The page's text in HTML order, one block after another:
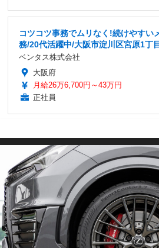
コツコツ事務でムリなく!続けやすい
務/20代活躍中/大阪市淀川区宮原1丁
ベンタス株式会社
大阪府
月給26万6,700円～43万円
正社員